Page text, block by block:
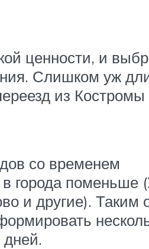
ценности, и
Слишком уж
из
со временем
города поменьше
и другие). Таким